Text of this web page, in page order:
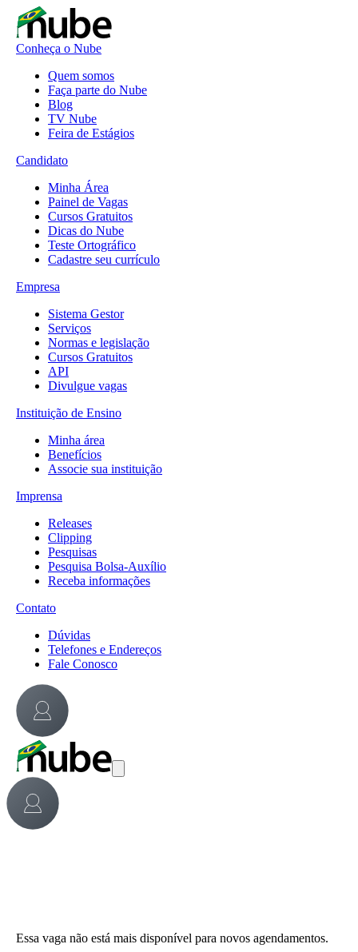
Conheça o Nube
Quem somos
Faça parte do Nube
Blog
TV Nube
Feira de Estágios
Candidato
Minha Área
Painel de Vagas
Cursos Gratuitos
Dicas do Nube
Teste Ortográfico
Cadastre seu currículo
Empresa
Sistema Gestor
Serviços
Normas e legislação
Cursos Gratuitos
API
Divulgue vagas
Instituição de Ensino
Minha área
Benefícios
Associe sua instituição
Imprensa
Releases
Clipping
Pesquisas
Pesquisa Bolsa-Auxílio
Receba informações
Contato
Dúvidas
Telefones e Endereços
Fale Conosco
Essa vaga não está mais disponível para novos agendamentos.